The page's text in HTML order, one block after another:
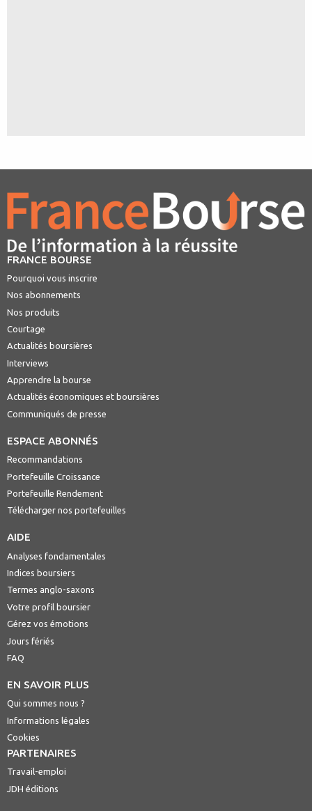
FRANCE BOURSE
Pourquoi vous inscrire
Nos abonnements
Nos produits
Courtage
Actualités boursières
Interviews
Apprendre la bourse
Actualités économiques et boursières
Communiqués de presse
ESPACE ABONNÉS
Recommandations
Portefeuille Croissance
Portefeuille Rendement
Télécharger nos portefeuilles
AIDE
Analyses fondamentales
Indices boursiers
Termes anglo-saxons
Votre profil boursier
Gérez vos émotions
Jours fériés
FAQ
EN SAVOIR PLUS
Qui sommes nous ?
Informations légales
Cookies
PARTENAIRES
Travail-emploi
JDH éditions